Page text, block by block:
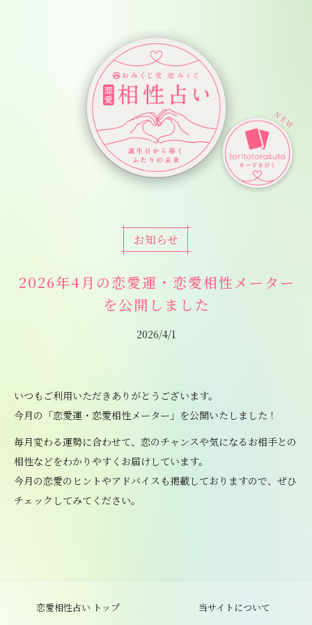
NEW
お知らせ
2026年4月の恋愛運・恋愛相性メーター
を公開しました
2026/4/1
いつもご利用いただきありがとうございます。
今月の「恋愛運・恋愛相性メーター」を公開いたしました！
毎月変わる運勢に合わせて、恋のチャンスや気になるお相手との
相性などをわかりやすくお届けしています。
今月の恋愛のヒントやアドバイスも掲載しておりますので、ぜひ
チェックしてみてください。
恋愛相性占い トップ 当サイトについて